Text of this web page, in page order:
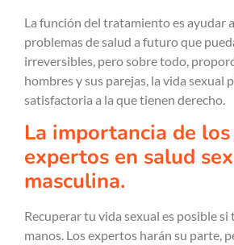
La función del tratamiento es ayudar
problemas de salud a futuro que
irreversibles, pero sobre todo,
hombres y sus parejas, la vida sexual
satisfactoria a la que tienen derecho.
La importancia de
expertos en salud
masculina.
Recuperar tu vida sexual es posible si
manos. Los expertos harán su parte,